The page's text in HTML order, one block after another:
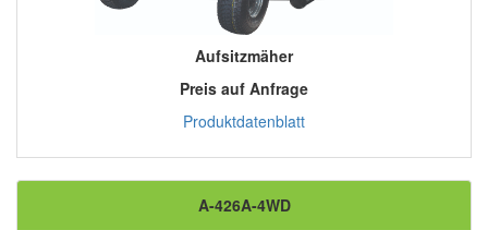
Aufsitzmäher
Preis auf Anfrage
Produktdatenblatt
A-426A-4WD